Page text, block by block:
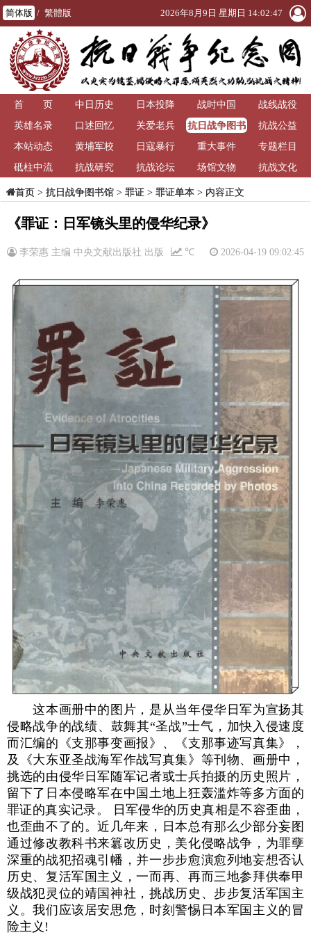
简体版 / 繁體版 2026年8月9日 星期日 14:02:48
首 页 中日历史 日本投降 战时中国
战线战役
英雄名录
口述回忆 关爱老兵
抗日战争图书
馆
抗战公益
本站动态
黄埔军校 日寇暴行 重大事件
专题栏目
砥柱中流
抗战研究 抗战论坛 场馆文物 抗战文化
首页> 抗日战争图书馆> 罪证> 罪证单本> 内容正文
《罪证：日军镜头里的侵华纪录》
李荣惠 主编 中央文献出版社 出版 2026-04-19 09:02:45
℃
这本画册中的图片，是从当年侵华日军为宣扬其
侵略战争的战绩、鼓舞其“圣战”士气，加快入侵速度
而汇编的《支那事变画报》、《支那事迹写真集》，
及《大东亚圣战海军作战写真集》等刊物、画册中，
挑选的由侵华日军随军记者或士兵拍摄的历史照片，
留下了日本侵略军在中国土地上狂轰滥炸等多方面的
罪证的真实记录。 日军侵华的历史真相是不容歪曲，
也歪曲不了的。近几年来，日本总有那么少部分妄图
通过修改教科书来簒改历史，美化侵略战争，为罪孽
深重的战犯招魂引幡，并一步步愈演愈列地妄想否认
历史、复活军国主义，一而再、再而三地参拜供奉甲
级战犯灵位的靖国神社，挑战历史、步步复活军国主
义。我们应该居安思危，时刻警惕日本军国主义的冒
险主义!